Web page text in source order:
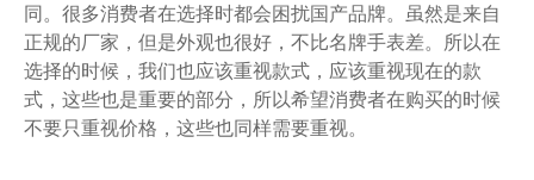
同。很多消费者在选择时都会困扰国产品牌。虽然是来自
正规的厂家，但是外观也很好，不比名牌手表差。所以在
选择的时候，我们也应该重视款式，应该重视现在的款
式，这些也是重要的部分，所以希望消费者在购买的时候
不要只重视价格，这些也同样需要重视。